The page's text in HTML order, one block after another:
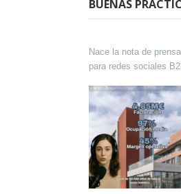
BUENAS
Nace la nota de
para redes sociales